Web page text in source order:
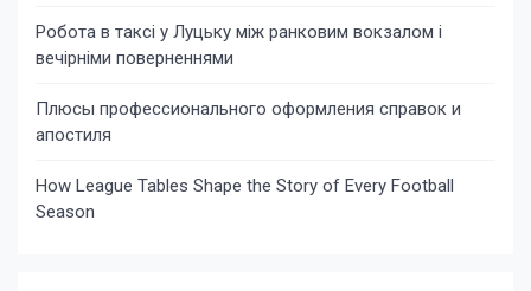
Робота в таксі у Луцьку між ранковим вокзалом і
вечірніми поверненнями
Плюсы профессионального оформления справок и
апостиля
How League Tables Shape the Story of Every Football
Season